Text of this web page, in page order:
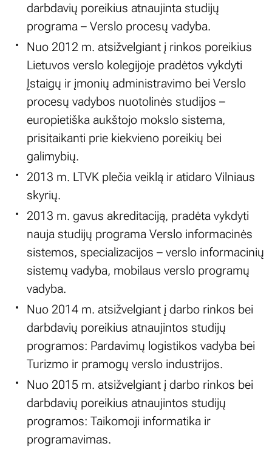
darbdavių poreikius atnaujinta studijų
programa – Verslo procesų vadyba.
Nuo 2012 m. atsižvelgiant į rinkos poreikius
Lietuvos verslo kolegijoje pradėtos vykdyti
Įstaigų ir įmonių administravimo bei Verslo
procesų vadybos nuotolinės studijos –
europietiška aukštojo mokslo sistema,
prisitaikanti prie kiekvieno poreikių bei
galimybių.
2013 m. LTVK plečia veiklą ir atidaro Vilniaus
skyrių.
2013 m. gavus akreditaciją, pradėta vykdyti
nauja studijų programa Verslo informacinės
sistemos, specializacijos – verslo informacinių
sistemų vadyba, mobilaus verslo programų
vadyba.
Nuo 2014 m. atsižvelgiant į darbo rinkos bei
darbdavių poreikius atnaujintos studijų
programos: Pardavimų logistikos vadyba bei
Turizmo ir pramogų verslo industrijos.
Nuo 2015 m. atsižvelgiant į darbo rinkos bei
darbdavių poreikius atnaujintos studijų
programos: Taikomoji informatika ir
programavimas.